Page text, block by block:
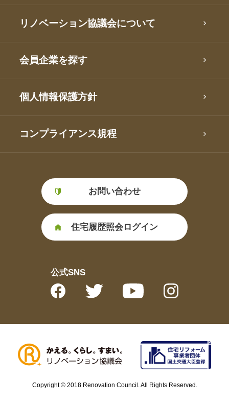
リノベーション協議会について
会員企業を探す
個人情報保護方針
コンプライアンス規程
お問い合わせ
住宅履歴照会ログイン
公式SNS
Copyright © 2018 Renovation Council. All Rights Reserved.